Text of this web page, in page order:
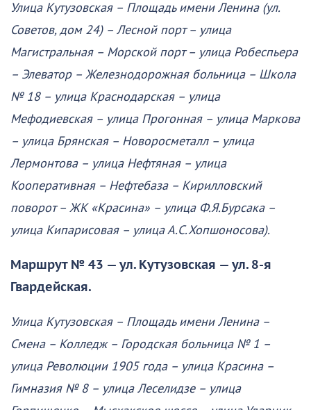
Улица Кутузовская – Площадь имени Ленина (ул.
Советов, дом 24) – Лесной порт – улица
Магистральная – Морской порт – улица Робеспьера
– Элеватор – Железнодорожная больница – Школа
№ 18 – улица Краснодарская – улица
Мефодиевская – улица Прогонная – улица Маркова
– улица Брянская – Новоросметалл – улица
Лермонтова – улица Нефтяная – улица
Кооперативная – Нефтебаза – Кирилловский
поворот – ЖК «Красина» – улица Ф.Я.Бурсака –
улица Кипарисовая – улица А.С.Хопшоносова).
Маршрут № 43 — ул. Кутузовская — ул. 8-я
Гвардейская.
Улица Кутузовская – Площадь имени Ленина –
Смена – Колледж – Городская больница № 1 –
улица Революции 1905 года – улица Красина –
Гимназия № 8 – улица Леселидзе – улица